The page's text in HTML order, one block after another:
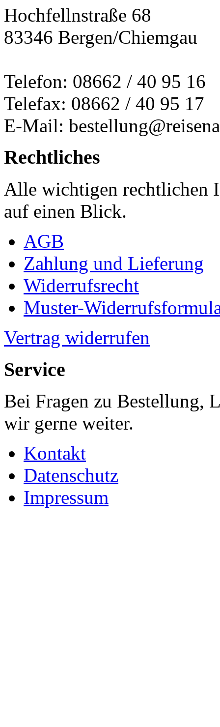
Hochfellnstraße 68
83346 Bergen/Chiemgau
Telefon: 08662 / 40 95 16
Telefax: 08662 / 40 95 17
E-Mail:
Rechtliches
Alle wichtigen rechtlichen
auf einen Blick.
AGB
Zahlung und Lieferung
Widerrufsrecht
Muster-
Vertrag widerrufen
Service
Bei Fragen zu Bestellung,
wir gerne weiter.
Kontakt
Datenschutz
Impressum